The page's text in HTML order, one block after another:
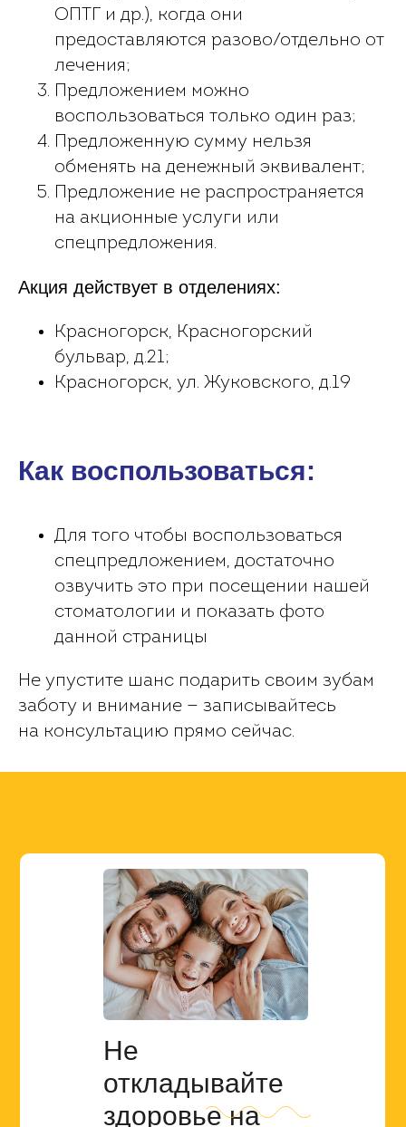
ОПТГ и др.), когда они
предоставляются разово/отдельно от
лечения;
Предложением можно
воспользоваться только один раз;
Предложенную сумму нельзя
обменять на денежный эквивалент;
Предложение не распространяется
на акционные услуги или
спецпредложения.
Акция действует в отделениях:
Красногорск, Красногорский
бульвар, д.21;
Красногорск, ул. Жуковского, д.19
Как воспользоваться:
Для того чтобы воспользоваться
спецпредложением, достаточно
озвучить это при посещении нашей
стоматологии и показать фото
данной страницы
Не упустите шанс подарить своим зубам
заботу и внимание — записывайтесь
на консультацию прямо сейчас.
Не
откладывайте
здоровьена